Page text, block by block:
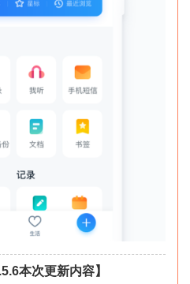
本次更新内容】